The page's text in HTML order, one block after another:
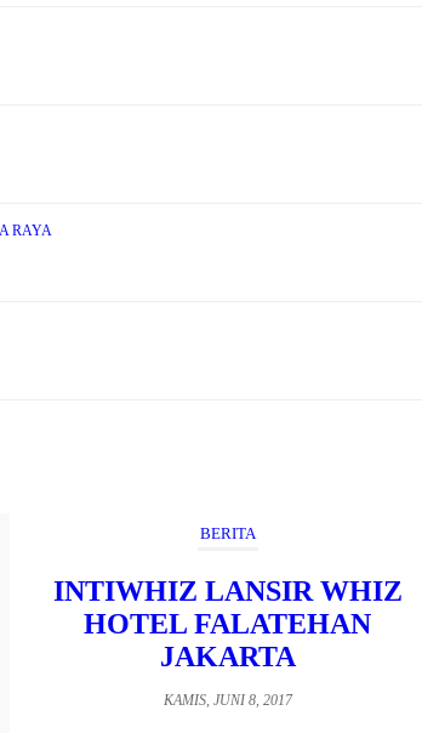
RAYA
BERITA
INTIWHIZ LANSIR WHIZ
HOTEL FALATEHAN
JAKARTA
KAMIS, JUNI 8, 2017